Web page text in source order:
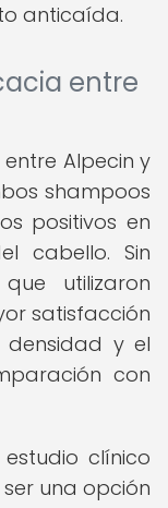
anticaída.
entre
Alpecin y
shampoos
positivos en
cabello. Sin
utilizaron
satisfacción
y el
con
clínico
una opción